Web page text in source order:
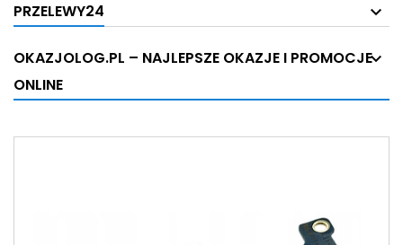
PRZELEWY24
OKAZJOLOG.PL – NAJLEPSZE OKAZJE I PROMOCJE
ONLINE